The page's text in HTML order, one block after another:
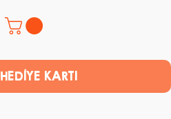
HEDİYE KARTI